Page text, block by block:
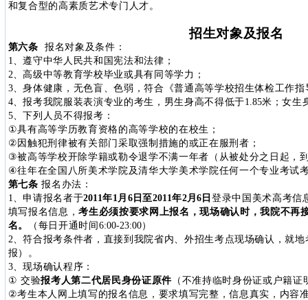
和复合型的高素质艺术专门人才。
招生对象及报名
第六条
报名对象及条件：
1、遵守中华人民共和国宪法和法律；
2、高级中等教育学校毕业或具有同等学力；
3、身体健康，无色盲、色弱，符合《普通高等学校招生体检工作
4、报考我院服装表演专业的考生，男生身高不得低于1.85米 ；女生
5、下列人员不得报考：
①具有高等学历教育资格的高等学校的在校生；
② 因触犯刑律被有关部门采取强制措施的或正在服刑者；
③被高等学校开除学籍或勒令退学不满一年者（从被处分之日起，
④往年在全国八所美术学院及清华大学美术学院任何一个专业考试
第七条报名办法：
1、申请报名者于2011年1月 6日至2011年2月6 日 登录中国美术高考信
填写报名信息，考生必须按要求网上报名，现场确认时，我院不再
名。
（每日开通时间 6:00-23:00）
2、符合报考条件者，直接到我院省内、外招生考点现场确认，就
报）。
3、现场确认程序：
① 交验报考人第二代居民身份证原件（不准持临时身份证或户籍证
②考生本人网上填写的报名信息，要求填写完整，信息真实，内容